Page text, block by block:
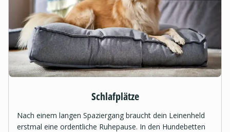
Schlafplätze
Nach einem langen Spaziergang braucht dein Leinenheld
erstmal eine ordentliche Ruhepause. In den Hundebetten